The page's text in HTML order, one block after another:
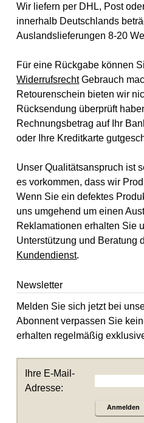
Wir liefern per DHL, Post
innerhalb Deutschlands
Auslandslieferungen 8-20
Für eine Rückgabe können
WiderrufsrechtGebrauch
Retourenschein bieten wir
Rücksendung überprüft
Rechnungsbetrag auf Ihr
oder Ihre Kreditkarte
Unser Qualitätsanspruch ist
es vorkommen, dass wir
Wenn Sie ein defektes
uns umgehend um einen
Reklamationen erhalten Sie
Unterstützung und Beratung
Kundendienst.
Newsletter
Melden Sie sich jetzt bei
Abonnent verpassen Sie
erhalten regelmäßig
Ihre E-Mail-
Adresse:
Anmelden